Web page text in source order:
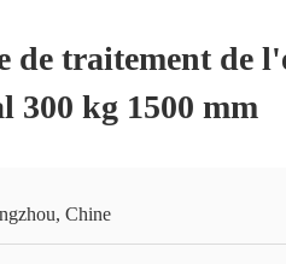
de traitement de
300 kg 1500 mm
Chine